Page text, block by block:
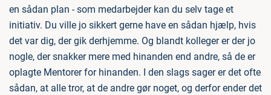
en sådan plan - som medarbejder kan du selv tage et
initiativ. Du ville jo sikkert gerne have en sådan hjælp, hvis
det var dig, der gik derhjemme. Og blandt kolleger er der jo
nogle, der snakker mere med hinanden end andre, så de er
oplagte Mentorer for hinanden. I den slags sager er det ofte
sådan, at alle tror, at de andre gør noget, og derfor ender det